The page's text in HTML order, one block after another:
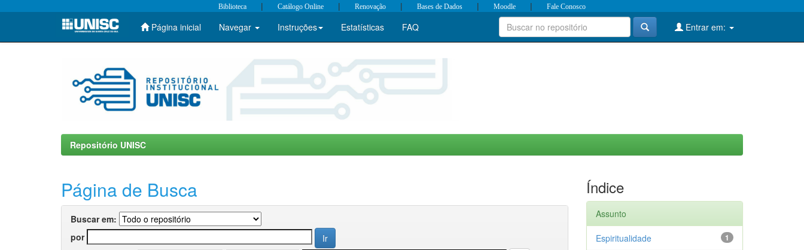
Skip
Biblioteca | Catálogo Online | Renovação | Bases de Dados | Moodle | Fale Conosco
Página inicial Navegar Instruções Estatísticas FAQ Entrar em:
Repositório UNISC
Página de Busca
Buscar em:
por
Índice
Assunto
1
Espiritualidade